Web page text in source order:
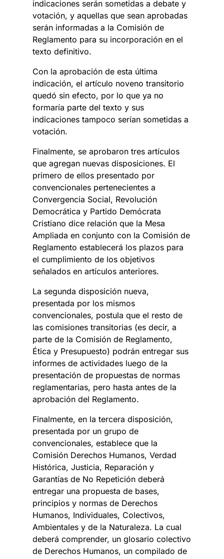
indicaciones serán sometidas a debate y
votación, y aquellas que sean aprobadas
serán informadas a la Comisión de
Reglamento para su incorporación en el
texto definitivo.
Con la aprobación de esta última
indicación, el artículo noveno transitorio
quedó sin efecto, por lo que ya no
formaría parte del texto y sus
indicaciones tampoco serían sometidas a
votación.
Finalmente, se aprobaron tres artículos
que agregan nuevas disposiciones. El
primero de ellos presentado por
convencionales pertenecientes a
Convergencia Social, Revolución
Democrática y Partido Demócrata
Cristiano dice relación que la Mesa
Ampliada en conjunto con la Comisión de
Reglamento establecerá los plazos para
el cumplimiento de los objetivos
señalados en artículos anteriores.
La segunda disposición nueva,
presentada por los mismos
convencionales, postula que el resto de
las comisiones transitorias (es decir, a
parte de la Comisión de Reglamento,
Ética y Presupuesto) podrán entregar sus
informes de actividades luego de la
presentación de propuestas de normas
reglamentarias, pero hasta antes de la
aprobación del Reglamento.
Finalmente, en la tercera disposición,
presentada por un grupo de
convencionales, establece que la
Comisión Derechos Humanos, Verdad
Histórica, Justicia, Reparación y
Garantías de No Repetición deberá
entregar una propuesta de bases,
principios y normas de Derechos
Humanos, Individuales, Colectivos,
Ambientales y de la Naturaleza. La cual
deberá comprender, un glosario colectivo
de Derechos Humanos, un compilado de